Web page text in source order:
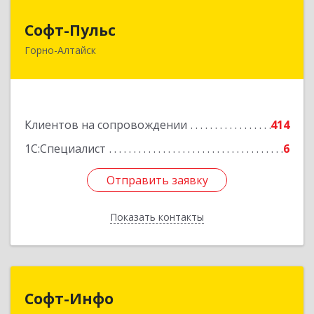
Софт-Пульс
Горно-Алтайск
Клиентов на сопровождении
414
1С:Специалист
6
Отправить заявку
Показать контакты
649006, Алтай Респ, Горно-Алтайск г,
Отправить заявку
Назад
Софт-Инфо